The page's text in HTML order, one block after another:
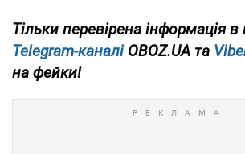
Тільки перевірена інформація в
Telegram-каналіOBOZ.UA та
на фейки!